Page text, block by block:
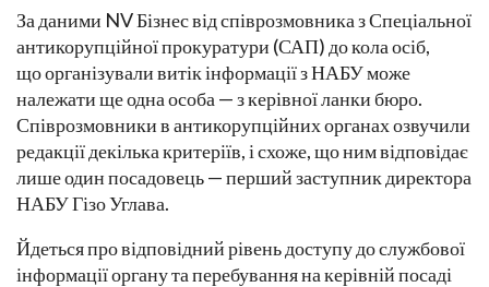
За даними NV Бізнес від співрозмовника з Спеціальної
антикорупційної прокуратури (САП) до кола осіб,
що організували витік інформації з НАБУ може
належати ще одна особа — з керівної ланки бюро.
Співрозмовники в антикорупційних органах озвучили
редакції декілька критеріїв, і схоже, що ним відповідає
лише один посадовець — перший заступник директора
НАБУ Гізо Углава.
Йдеться про відповідний рівень доступу до службової
інформації органу та перебування на керівній посаді